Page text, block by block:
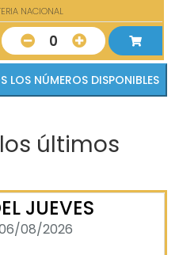
NACIONAL
0
VER TODOS LOS NÚMEROS DISPONIBLES
últimos
JUEVES
08/2026